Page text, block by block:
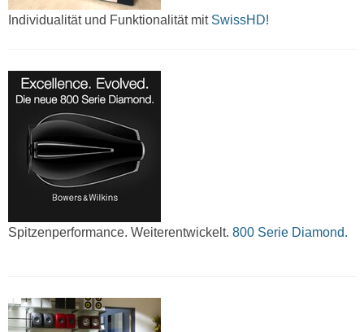
Individualität und Funktionalität mitSwissHD!
Spitzenperformance. Weiterentwickelt. 800 Serie Diamond.